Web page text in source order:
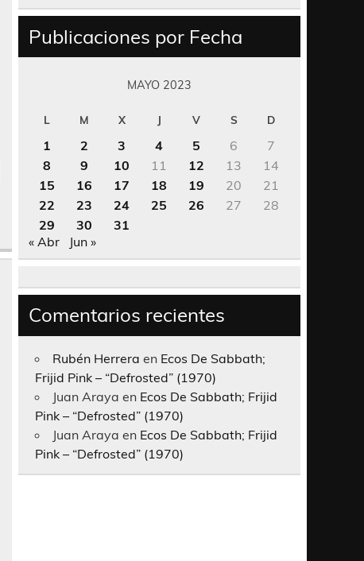
Publicaciones por Fecha
MAYO 2023
L M X J V S D
1 2 3 4 5 6
7
8
9 10 11 12 13
14
15
16 17 18 19 20
21
22
23 24 25 26 27
28
29
30
31
« Abr
Jun »
Comentarios recientes
Rubén Herrera en Ecos De Sabbath;
Frijid Pink – “Defrosted” (1970)
Juan Araya en Ecos De Sabbath; Frijid
Pink – “Defrosted” (1970)
Juan Araya en Ecos De Sabbath; Frijid
Pink – “Defrosted” (1970)